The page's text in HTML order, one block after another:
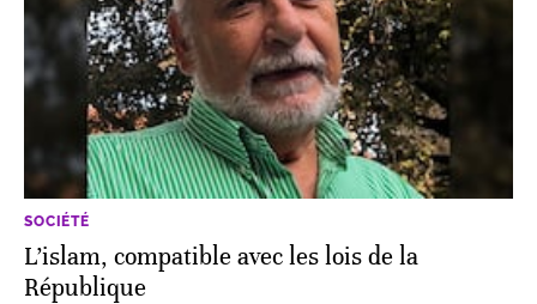
SOCIÉTÉ
L’islam, compatible avec les lois de la
République